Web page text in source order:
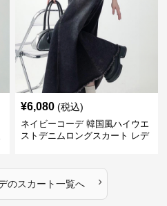
¥6,080 (税込)
ネイビーコーデ 韓国風ハイウエ
ストデニムロングスカート レデ
のスカート一覧へ ›